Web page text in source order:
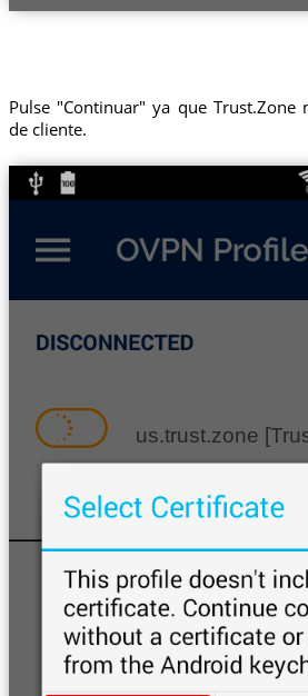
Pulse "Continuar" ya que
de cliente.
us.trust.zone